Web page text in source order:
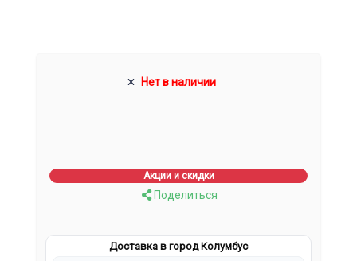
Нет в наличии
Акции и скидки
Поделиться
Доставка в город Колумбус